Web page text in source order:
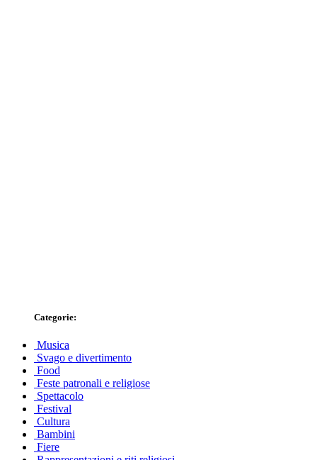
Categorie:
Musica
Svago e divertimento
Food
Feste patronali e religiose
Spettacolo
Festival
Cultura
Bambini
Fiere